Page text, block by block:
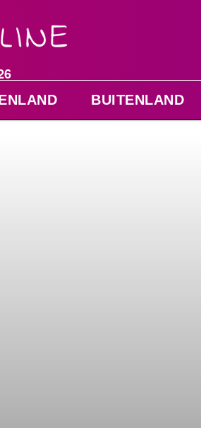
BUITENLAND